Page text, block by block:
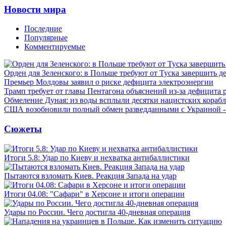
Новости мира
Последние
Популярные
Комментируемые
Орден для Зеленского: в Польше требуют от Туска завершить
Премьер Молдовы заявил о риске дефицита электроэнергии
Трамп требует от главы Пентагона объяснений из-за
Обмеление Дуная: из воды всплыли десятки нацистских
США возобновили полный обмен разведданными с
Сюжеты
Итоги 5.8: Удар по Киеву и нехватка антибаллистики
Пытаются взломать Киев. Реакция Запада на удар
Итоги 04.08: "Сафари" в Херсоне и итоги операции
Удары по России. Чего достигла 40-дневная операция